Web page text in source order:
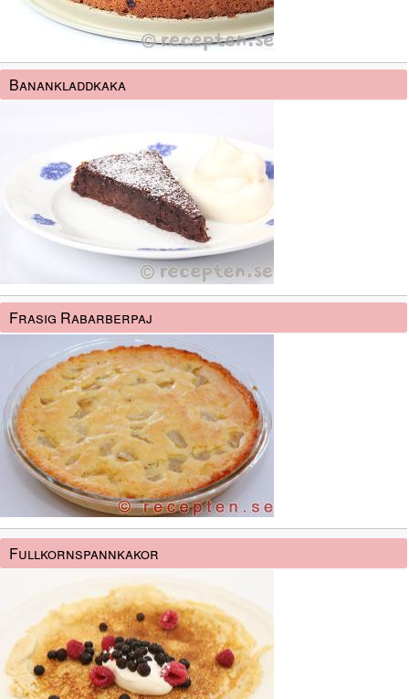
Banankladdkaka
Frasig Rabarberpaj
Fullkornspannkakor